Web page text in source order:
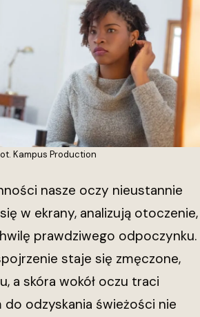
Kampus Production
nasze oczy nieustannie
w ekrany, analizują otoczenie,
prawdziwego odpoczynku.
staje się zmęczone,
a skóra wokół oczu traci
do odzyskania świeżości nie